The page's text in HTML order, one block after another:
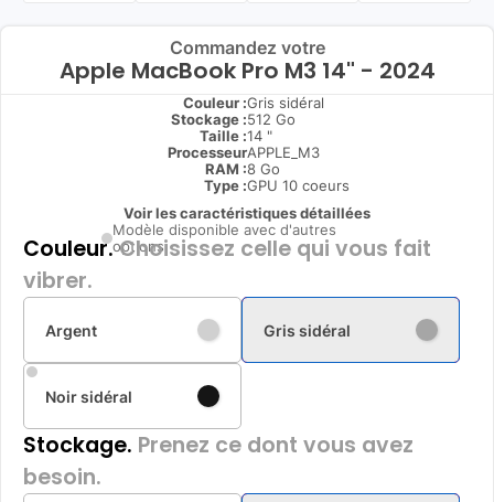
Commandez votre
Apple MacBook Pro M3 14" - 2024
Couleur :Gris sidéral
Stockage :512 Go
Taille :14 "
ProcesseurAPPLE_M3
RAM :8 Go
Type :GPU 10 coeurs
Voir les caractéristiques détaillées
Modèle disponible avec d'autres
options
Couleur.Choisissez celle qui vous fait
vibrer.
Argent Gris sidéral
Noir sidéral
Stockage. Prenez ce dont vous avez
besoin.